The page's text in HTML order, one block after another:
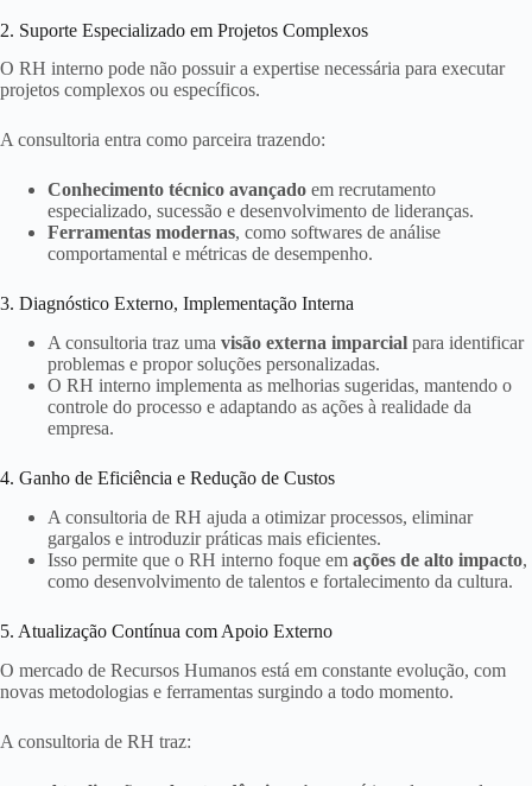
2. Suporte Especializado em Projetos Complexos
O RH interno pode não possuir a expertise necessária para executar
projetos complexos ou específicos.
A consultoria entra como parceira trazendo:
Conhecimento técnico avançado em recrutamento
especializado, sucessão e desenvolvimento de lideranças.
Ferramentas modernas, como softwares de análise
comportamental e métricas de desempenho.
3. Diagnóstico Externo, Implementação Interna
A consultoria traz uma visão externa imparcial para identificar
problemas e propor soluções personalizadas.
O RH interno implementa as melhorias sugeridas, mantendo o
controle do processo e adaptando as ações à realidade da
empresa.
4. Ganho de Eficiência e Redução de Custos
A consultoria de RH ajuda a otimizar processos, eliminar
gargalos e introduzir práticas mais eficientes.
Isso permite que o RH interno foque em ações de alto impacto,
como desenvolvimento de talentos e fortalecimento da cultura.
5. Atualização Contínua com Apoio Externo
O mercado de Recursos Humanos está em constante evolução, com
novas metodologias e ferramentas surgindo a todo momento.
A consultoria de RH traz: